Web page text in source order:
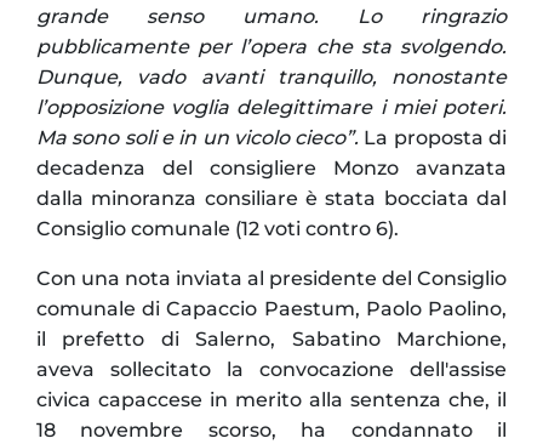
grande senso umano. Lo ringrazio
pubblicamente per l’opera che sta svolgendo.
Dunque, vado avanti tranquillo, nonostante
l’opposizione voglia delegittimare i miei poteri.
Ma sono soli e in un vicolo cieco”. La proposta di
decadenza del consigliere Monzo avanzata
dalla minoranza consiliare è stata bocciata dal
Consiglio comunale (12 voti contro 6).
Con una nota inviata al presidente del Consiglio
comunale di Capaccio Paestum, Paolo Paolino,
il prefetto di Salerno, Sabatino Marchione,
aveva sollecitato la convocazione dell'assise
civica capaccese in merito alla sentenza che, il
18 novembre scorso, ha condannato il